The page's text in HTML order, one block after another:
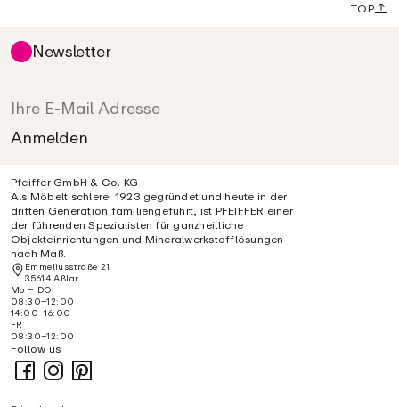
TOP
Newsletter
Pfeiffer GmbH & Co. KG
Als Möbeltischlerei 1923 gegründet und heute in der
dritten Generation familiengeführt, ist PFEIFFER einer
der führenden Spezialisten für ganzheitliche
Objekteinrichtungen und Mineralwerkstofflösungen
nach Maß.
Emmeliusstraße 21
35614 Aßlar
Mo – DO
08:30–12:00
14:00–16:00
FR
08:30–12:00
Follow us